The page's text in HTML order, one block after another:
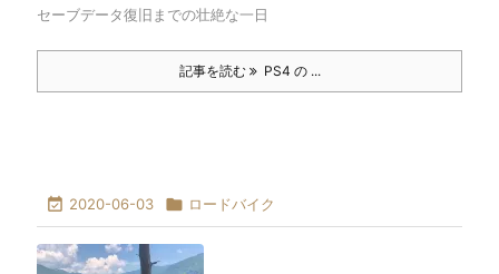
セーブデータ復旧までの壮絶な一日
記事を読む PS4 の ...
 2020-06-03  ロードバイク